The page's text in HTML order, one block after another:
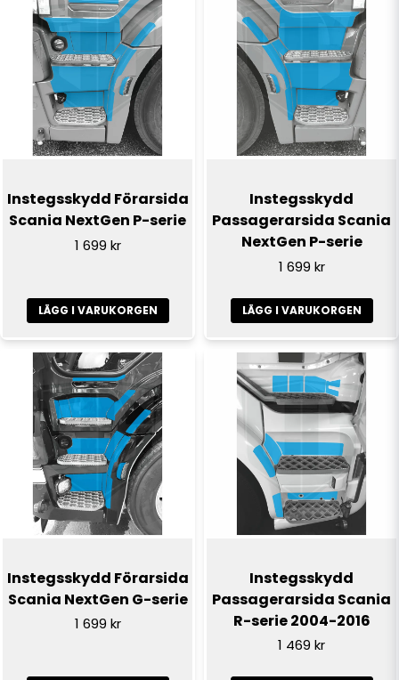
Instegsskydd Förarsida
Scania NextGen P-serie
1 699 kr
LÄGG I VARUKORGEN
Instegsskydd
Passagerarsida Scania
NextGen P-serie
1 699 kr
LÄGG I VARUKORGEN
Instegsskydd Förarsida
Scania NextGen G-serie
1 699 kr
Instegsskydd
Passagerarsida Scania
R-serie 2004-2016
1 469 kr